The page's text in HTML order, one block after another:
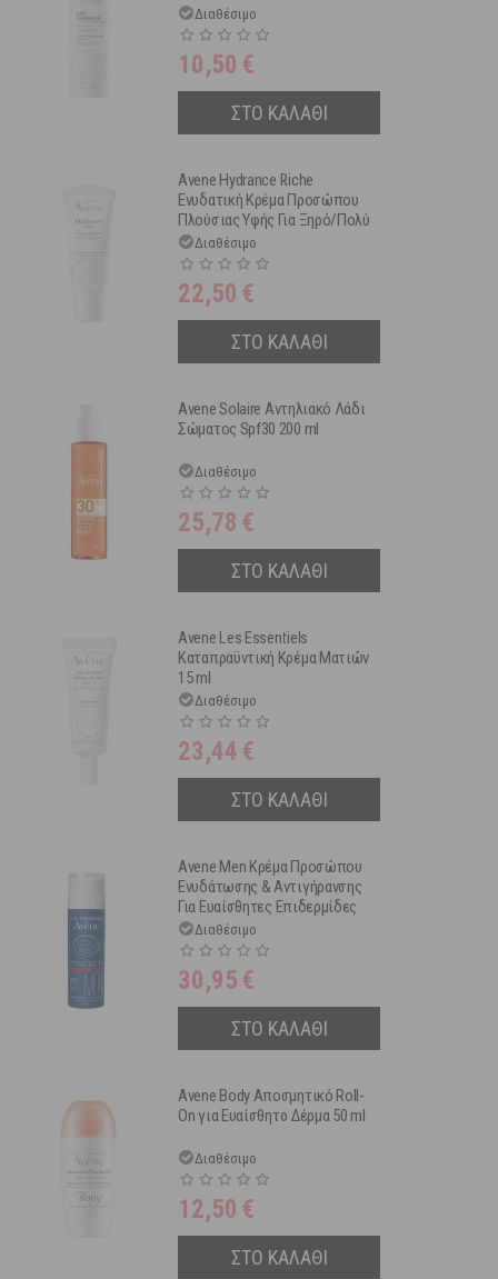
Διαθέσιμο
10,50 €
ΣΤΟ ΚΑΛΑΘΙ
Avene Hydrance Riche
Ενυδατική Κρέμα Προσώπου
Πλούσιας Υφής Για Ξηρό/Πολύ
Ξηρό & Ευαίσθητο Δέρμα 40 ml
Διαθέσιμο
22,50 €
ΣΤΟ ΚΑΛΑΘΙ
Avene Solaire Αντηλιακό Λάδι
Σώματος Spf30 200 ml
Διαθέσιμο
25,78 €
ΣΤΟ ΚΑΛΑΘΙ
Avene Les Essentiels
Καταπραϋντική Κρέμα Ματιών
15 ml
Διαθέσιμο
23,44 €
ΣΤΟ ΚΑΛΑΘΙ
Avene Men Κρέμα Προσώπου
Ενυδάτωσης & Αντιγήρανσης
Για Ευαίσθητες Επιδερμίδες
Όλων Των Ειδών 50ml
Διαθέσιμο
30,95 €
ΣΤΟ ΚΑΛΑΘΙ
Avene Body Αποσμητικό Roll-
On για Ευαίσθητο Δέρμα 50 ml
Διαθέσιμο
12,50 €
ΣΤΟ ΚΑΛΑΘΙ